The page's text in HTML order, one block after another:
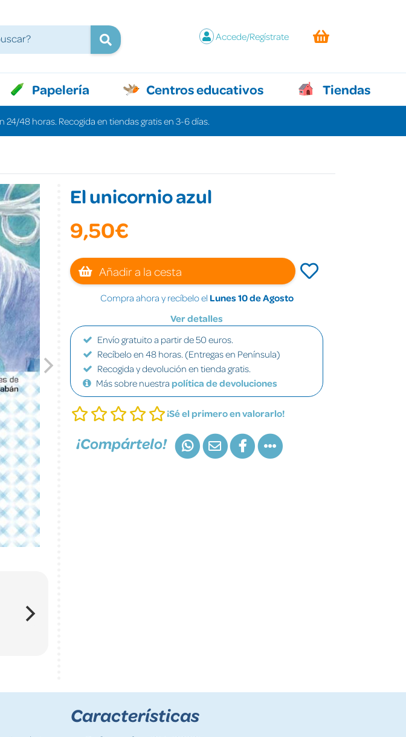
Accede/Regístrate
Papelería Centros educativos Tiendas
48 horas. Recogida en tiendas gratis en 3-6 días.
El unicornio azul
9,50€
Añadir a la cesta
Compra ahora y recíbelo el Lunes 10 de Agosto
Ver detalles
Envío gratuito a partir de 50 euros.
Recíbelo en 48 horas. (Entregas en Península)
Recogida y devolución en tienda gratis.
Más sobre nuestra política de devoluciones
¡Sé el primero en valorarlo!
¡Compártelo!
Características